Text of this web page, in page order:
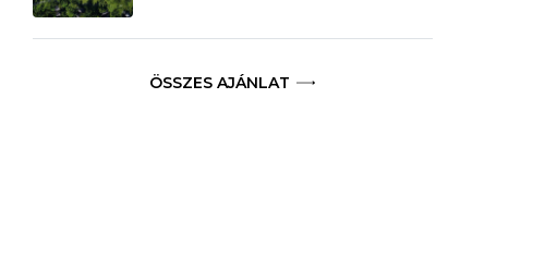
ÖSSZES AJÁNLAT